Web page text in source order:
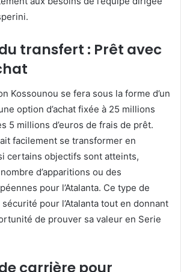
transfert : Prêt avec
Kossounou se fera sous la forme d’un
option d’achat fixée à 25 millions
5 millions d’euros de frais de prêt.
facilement se transformer en
certains objectifs sont atteints,
d’apparitions ou des
pour l’Atalanta. Ce type de
pour l’Atalanta tout en donnant
de prouver sa valeur en Serie
carrière pour